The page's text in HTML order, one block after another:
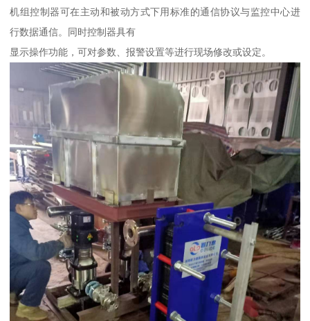
机组控制器可在主动和被动方式下用标准的通信协议与监控中心进
行数据通信。同时控制器具有
显示操作功能，可对参数、报警设置等进行现场修改或设定。